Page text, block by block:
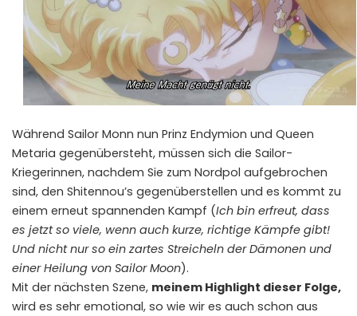
Während Sailor Monn nun Prinz Endymion und Queen
Metaria gegenübersteht, müssen sich die Sailor-
Kriegerinnen, nachdem Sie zum Nordpol aufgebrochen
sind, den Shitennou’s gegenüberstellen und es kommt zu
einem erneut spannenden Kampf (Ich bin erfreut, dass
es jetzt so viele, wenn auch kurze, richtige Kämpfe gibt!
Und nicht nur so ein zartes Streicheln der Dämonen und
einer Heilung von Sailor Moon).
Mit der nächsten Szene, meinem Highlight dieser Folge,
wird es sehr emotional, so wie wir es auch schon aus